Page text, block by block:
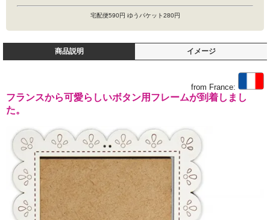
宅配便590円 ゆうパケット280円
商品説明 イメージ
from France:
フランスから可愛らしいボタン用フレームが到着しまし
た。